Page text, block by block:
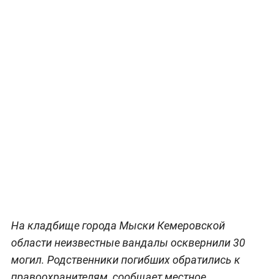
На кладбище города Мыски Кемеровской
области неизвестные вандалы осквернили 30
могил. Родственники погибших обратились к